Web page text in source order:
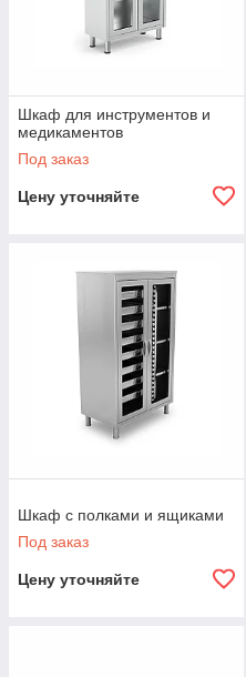
Шкаф для инструментов и
медикаментов
Под заказ
Цену уточняйте
Шкаф с полками и ящиками
Под заказ
Цену уточняйте